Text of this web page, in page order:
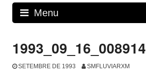
Menu
1993_09_16_008914
SETEMBRE DE 1993 SMFLUVIARXM